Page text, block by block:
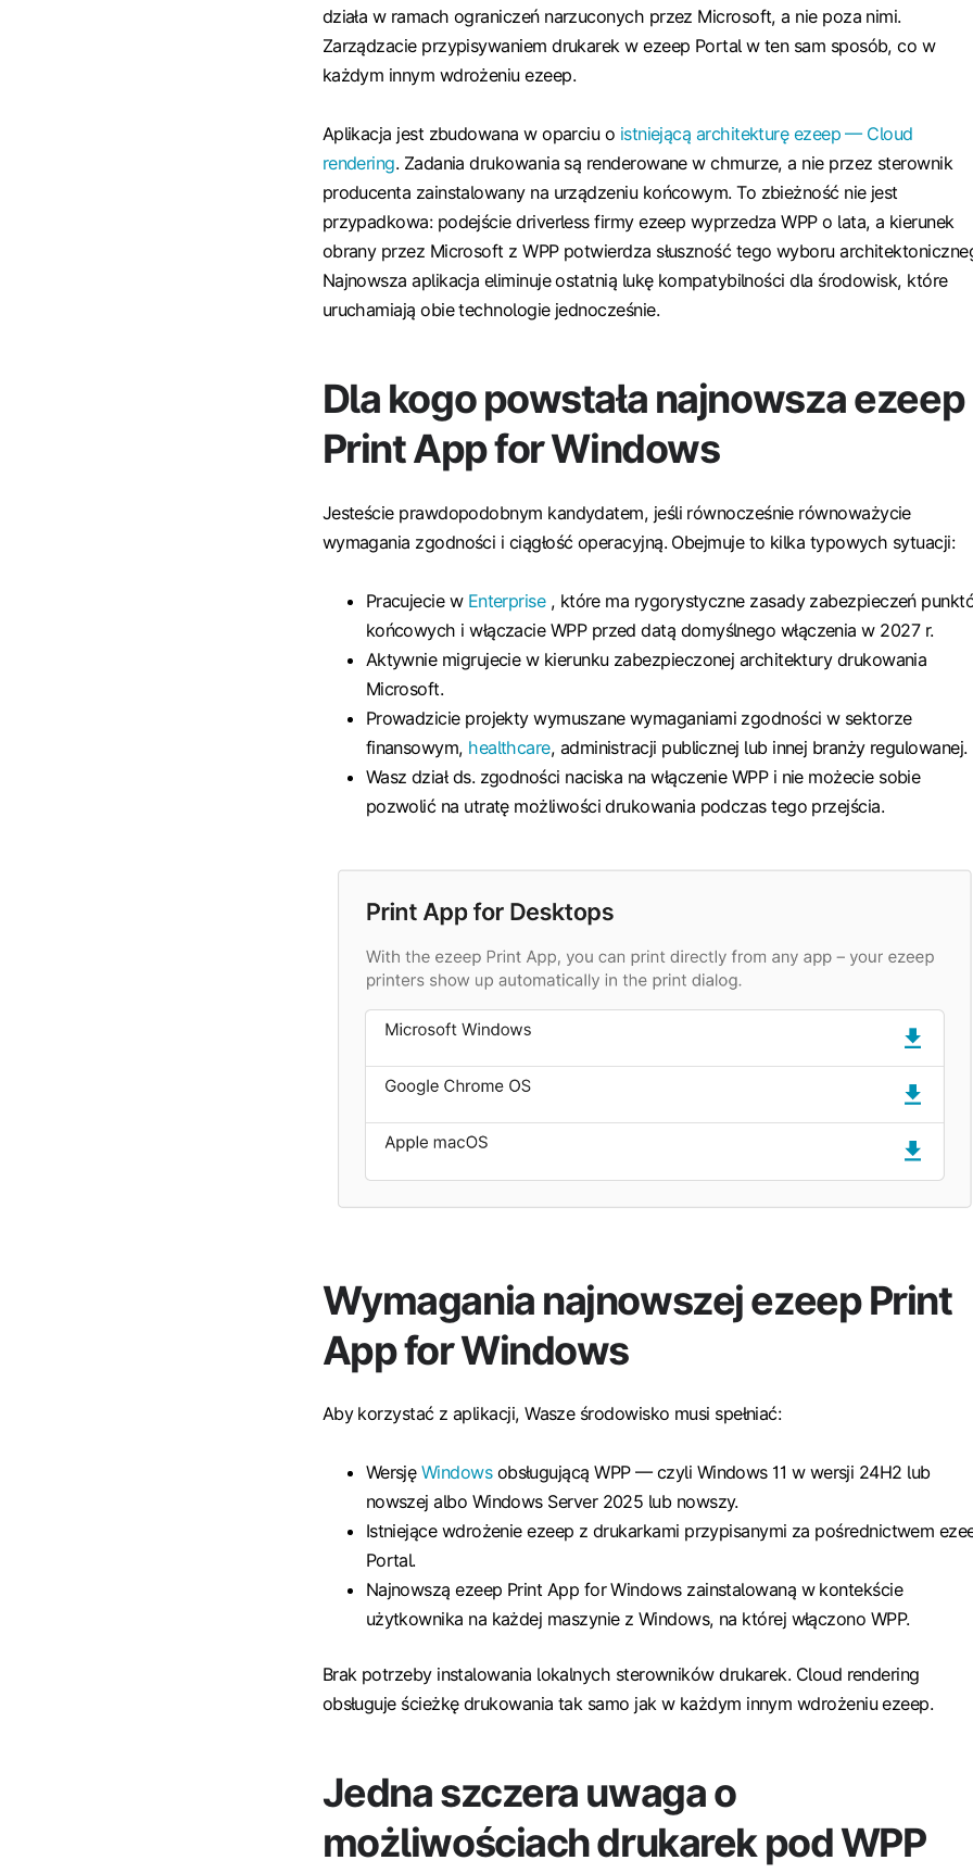
działa w ramach ograniczeń narzuconych przez Microsoft, a nie poza nimi.
Zarządzacie przypisywaniem drukarek w ezeep Portal w ten sam sposób, co w
każdym innym wdrożeniu ezeep.
Aplikacja jest zbudowana w oparciu o istniejącą architekturę ezeep — Cloud
rendering. Zadania drukowania są renderowane w chmurze, a nie przez sterownik
producenta zainstalowany na urządzeniu końcowym. To zbieżność nie jest
przypadkowa: podejście driverless firmy ezeep wyprzedza WPP o lata, a kierunek
obrany przez Microsoft z WPP potwierdza słuszność tego wyboru
Najnowsza aplikacja eliminuje ostatnią lukę kompatybilności dla środowisk, które
uruchamiają obie technologie jednocześnie.
Dla kogo powstała najnowsza ezeep
Print App for Windows
Jesteście prawdopodobnym kandydatem, jeśli równocześnie równoważycie
wymagania zgodności i ciągłość operacyjną. Obejmuje to kilka typowych sytuacji:
Pracujecie w Enterprise, które ma rygorystyczne zasady zabezpieczeń
końcowych i włączacie WPP przed datą domyślnego włączenia w 2027 r.
Aktywnie migrujecie w kierunku zabezpieczonej architektury drukowania
Microsoft.
Prowadzicie projekty wymuszane wymaganiami zgodności w sektorze
finansowym, healthcare, administracji publicznej lub innej branży regulowanej.
Wasz dział ds. zgodności naciska na włączenie WPP i nie możecie sobie
pozwolić na utratę możliwości drukowania podczas tego przejścia.
Wymagania najnowszej ezeep Print
App for Windows
Aby korzystać z aplikacji, Wasze środowisko musi spełniać:
Wersję Windowsobsługującą WPP — czyli Windows 11 w wersji 24H2 lub
nowszej albo Windows Server 2025 lub nowszy.
Istniejące wdrożenie ezeep z drukarkami przypisanymi za pośrednictwem
Portal.
Najnowszą ezeep Print App for Windows zainstalowaną w kontekście
użytkownika na każdej maszynie z Windows, na której włączono WPP.
Brak potrzeby instalowania lokalnych sterowników drukarek. Cloud rendering
obsługuje ścieżkę drukowania tak samo jak w każdym innym wdrożeniu ezeep.
Jedna szczera uwaga o
możliwościach drukarek pod WPP